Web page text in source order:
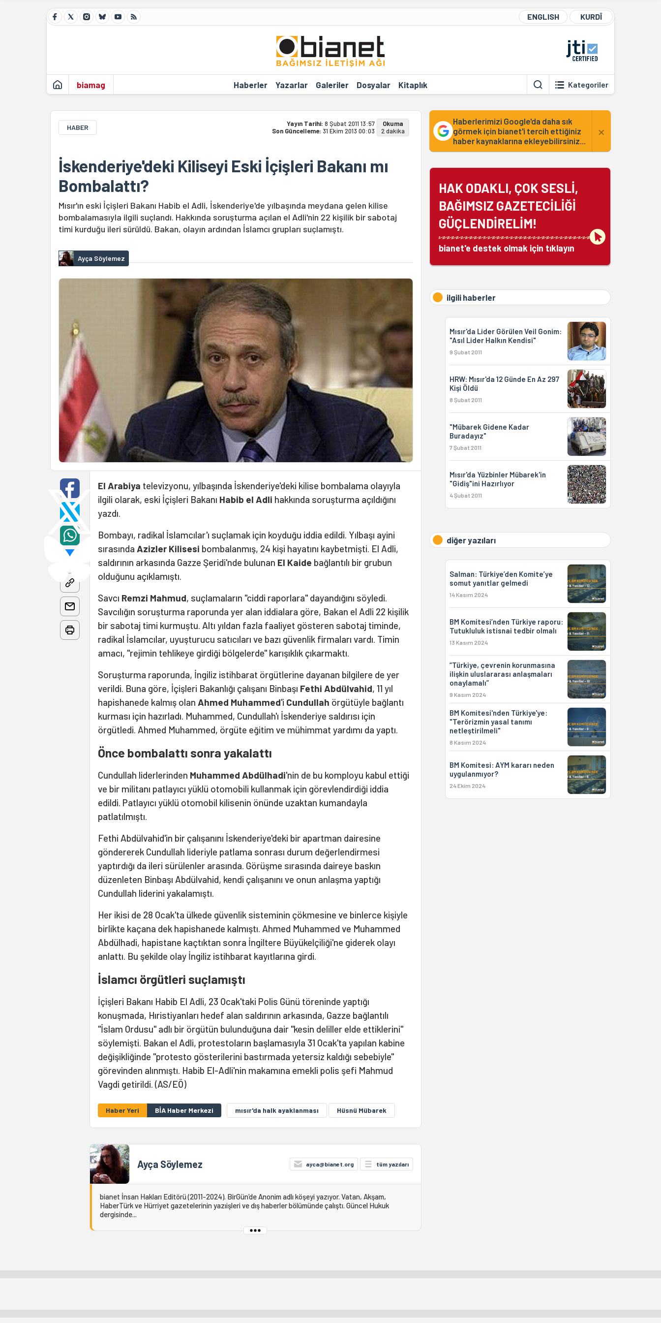
ENGLISH KURDÎ
biamag Haberler Yazarlar Galeriler Dosyalar Kitaplık Kategoriler
HABER Yayın Tarihi: 8 Şubat 2011 13:57
Son Güncelleme: 31 Ekim 2013 00:03
Okuma
2 dakika
İskenderiye'deki Kiliseyi Eski İçişleri Bakanı mı
Bombalattı?
Mısır'ın eski İçişleri Bakanı Habib el Adli, İskenderiye'de yılbaşında meydana gelen kilise
bombalamasıyla ilgili suçlandı. Hakkında soruşturma açılan el Adli'nin 22 kişilik bir sabotaj
timi kurduğu ileri sürüldü. Bakan, olayın ardından İslamcı grupları suçlamıştı.
Ayça Söylemez
El Arabiya televizyonu, yılbaşında İskenderiye'deki kilise bombalama olayıyla
ilgili olarak, eski İçişleri Bakanı Habib el Adli hakkında soruşturma açıldığını
yazdı.
Bombayı, radikal İslamcılar'ı suçlamak için koyduğu iddia edildi. Yılbaşı ayini
sırasında Azizler Kilisesi bombalanmış, 24 kişi hayatını kaybetmişti. El Adli,
saldırının arkasında Gazze Şeridi'nde bulunan El Kaide bağlantılı bir grubun
olduğunu açıklamıştı.
Savcı Remzi Mahmud, suçlamaların "ciddi raporlara" dayandığını söyledi.
Savcılığın soruşturma raporunda yer alan iddialara göre, Bakan el Adli 22 kişilik
bir sabotaj timi kurmuştu. Altı yıldan fazla faaliyet gösteren sabotaj timinde,
radikal İslamcılar, uyuşturucu satıcıları ve bazı güvenlik firmaları vardı. Timin
amacı, "rejimin tehlikeye girdiği bölgelerde" karışıklık çıkarmaktı.
Soruşturma raporunda, İngiliz istihbarat örgütlerine dayanan bilgilere de yer
verildi. Buna göre, İçişleri Bakanlığı çalışanı Binbaşı Fethi Abdülvahid, 11 yıl
hapishanede kalmış olan Ahmed Muhammed'i Cundullah örgütüyle bağlantı
kurması için hazırladı. Muhammed, Cundullah'ı İskenderiye saldırısı için
örgütledi. Ahmed Muhammed, örgüte eğitim ve mühimmat yardımı da yaptı.
Önce bombalattı sonra yakalattı
Cundullah liderlerinden Muhammed Abdülhadi'nin de bu komployu kabul ettiği
ve bir militanı patlayıcı yüklü otomobili kullanmak için görevlendirdiği iddia
edildi. Patlayıcı yüklü otomobil kilisenin önünde uzaktan kumandayla
patlatılmıştı.
Fethi Abdülvahid'in bir çalışanını İskenderiye'deki bir apartman dairesine
göndererek Cundullah lideriyle patlama sonrası durum değerlendirmesi
yaptırdığı da ileri sürülenler arasında. Görüşme sırasında daireye baskın
düzenleten Binbaşı Abdülvahid, kendi çalışanını ve onun anlaşma yaptığı
Cundullah liderini yakalamıştı.
Her ikisi de 28 Ocak'ta ülkede güvenlik sisteminin çökmesine ve binlerce kişiyle
birlikte kaçana dek hapishanede kalmıştı. Ahmed Muhammed ve Muhammed
Abdülhadi, hapistane kaçtıktan sonra İngiltere Büyükelçiliği'ne giderek olayı
anlattı. Bu şekilde olay İngiliz istihbarat kayıtlarına girdi.
İslamcı örgütleri suçlamıştı
İçişleri Bakanı Habib El Adli, 23 Ocak'taki Polis Günü töreninde yaptığı
konuşmada, Hıristiyanları hedef alan saldırının arkasında, Gazze bağlantılı
"İslam Ordusu" adlı bir örgütün bulunduğuna dair "kesin deliller elde ettiklerini"
söylemişti. Bakan el Adli, protestoların başlamasıyla 31 Ocak'ta yapılan kabine
değişikliğinde "protesto gösterilerini bastırmada yetersiz kaldığı sebebiyle"
görevinden alınmıştı. Habib El-Adli'nin makamına emekli polis şefi Mahmud
Vagdi getirildi. (AS/EÖ)
Haber Yeri BİA Haber Merkezi mısır'da halk ayaklanması Hüsnü Mübarek
Ayça Söylemez ayca@bianet.org tüm yazıları
bianet İnsan Hakları Editörü (2011-2024). BirGün’de Anonim adlı köşeyi yazıyor. Vatan, Akşam,
HaberTürk ve Hürriyet gazetelerinin yazıişleri ve dış haberler bölümünde çalıştı. Güncel Hukuk
dergisinde...
Haberlerimizi Google'da daha sık
görmek için bianet'i tercih ettiğiniz
haber kaynaklarına ekleyebilirsiniz...
×
HAK ODAKLI, ÇOK SESLİ,
BAĞIMSIZ GAZETECİLİĞİ
GÜÇLENDİRELİM!
bianet'e destek olmak için tıklayın
ilgili haberler
Mısır'da Lider Görülen Veil Gonim:
"Asıl Lider Halkın Kendisi"
9 Şubat 2011
HRW: Mısır'da 12 Günde En Az 297
Kişi Öldü
8 Şubat 2011
"Mübarek Gidene Kadar
Buradayız"
7 Şubat 2011
Mısır'da Yüzbinler Mübarek'in
"Gidiş"ini Hazırlıyor
4 Şubat 2011
diğer yazıları
Salman: Türkiye’den Komite’ye
somut yanıtlar gelmedi
14 Kasım 2024
BM Komitesi’nden Türkiye raporu:
Tutukluluk istisnai tedbir olmalı
13 Kasım 2024
“Türkiye, çevrenin korunmasına
ilişkin uluslararası anlaşmaları
onaylamalı”
9 Kasım 2024
BM Komitesi'nden Türkiye'ye:
"Terörizmin yasal tanımı
netleştirilmeli"
8 Kasım 2024
BM Komitesi: AYM kararı neden
uygulanmıyor?
24 Ekim 2024